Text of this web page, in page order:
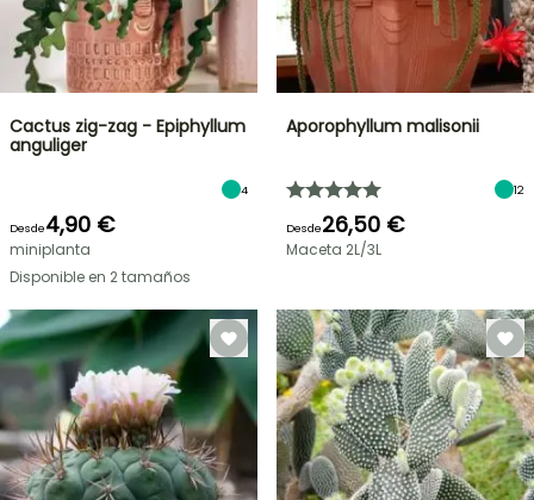
Cactus zig-zag - Epiphyllum
anguliger
4
Desde4,90 €
miniplanta
Disponible en 2 tamaños
Aporophyllum malisonii
12
Desde26,50 €
Maceta 2L/3L